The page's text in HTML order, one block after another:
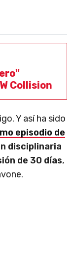
Collision
Y así ha sido
episodio de
disciplinaria
de 30 días,